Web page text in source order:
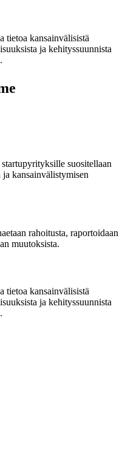
tietoa kansainvälisistä
ja kehityssuunnista
suositellaan
ja kansainvälistymisen
rahoitusta, raportoidaan
muutoksista.
tietoa kansainvälisistä
ja kehityssuunnista